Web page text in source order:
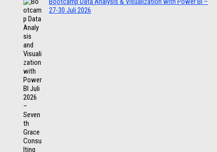
27-30 Juli 2026